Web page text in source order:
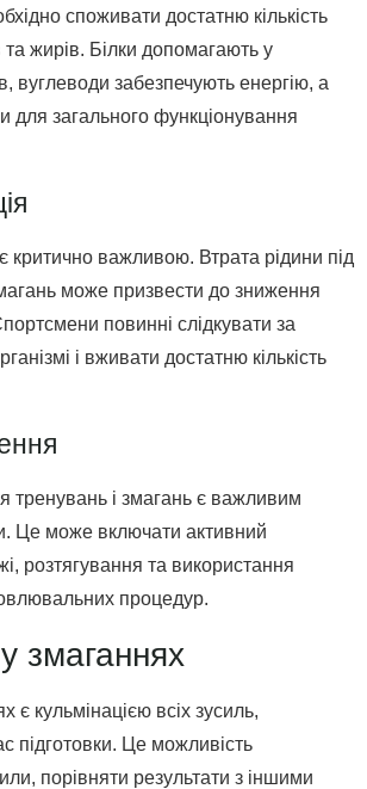
споживати достатню кількість
та жирів. Білки допомагають у
вуглеводи забезпечують енергію, а
загального функціонування
критично важливою. Втрата рідини під
може призвести до зниження
повинні слідкувати за
і вживати достатню кількість
тренувань і змагань є важливим
Це може включати активний
розтягування та використання
процедур.
змаганнях
є кульмінацією всіх зусиль,
підготовки. Це можливість
порівняти результати з іншими